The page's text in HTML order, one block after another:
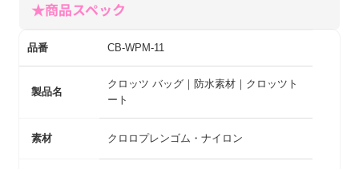
★商品スペック
品番 CB-WPM-11
製品名
クロッツ バッグ｜防水素材｜クロッツト
ート
素材 クロロプレンゴム・ナイロン